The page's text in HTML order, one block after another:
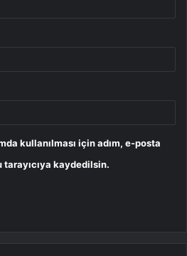
kullanılması için adım, e-posta
kaydedilsin.